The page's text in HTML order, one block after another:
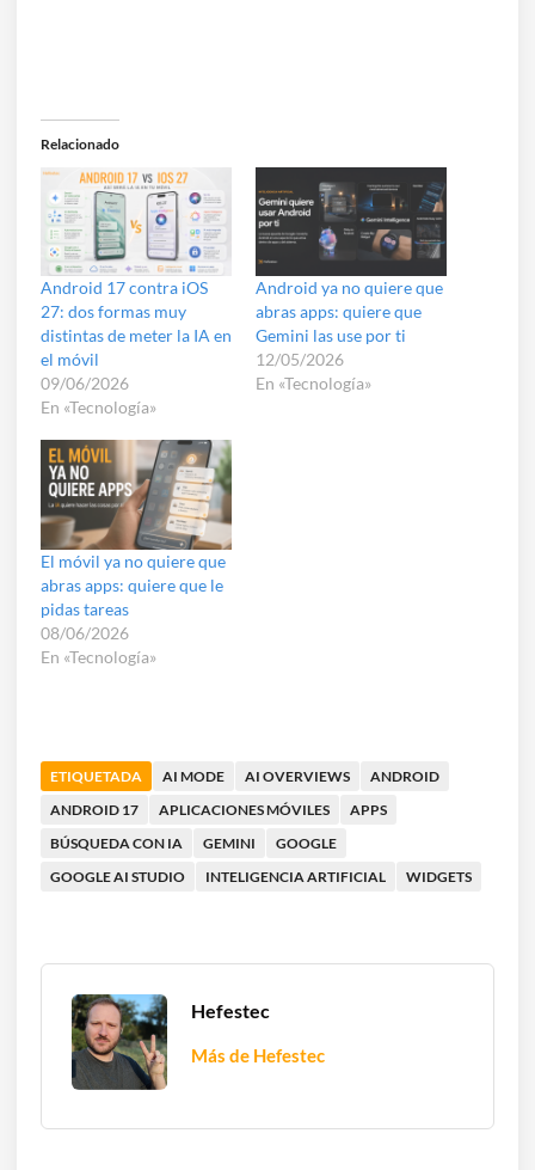
Relacionado
Android 17 contra iOS
27: dos formas muy
distintas de meter la IA en
el móvil
09/06/2026
En «Tecnología»
Android ya no quiere que
abras apps: quiere que
Gemini las use por ti
12/05/2026
En «Tecnología»
El móvil ya no quiere que
abras apps: quiere que le
pidas tareas
08/06/2026
En «Tecnología»
ETIQUETADA AI MODE AI OVERVIEWS
ANDROID
ANDROID 17
APLICACIONES MÓVILES
APPS
BÚSQUEDA CON IA
GEMINI
GOOGLE
GOOGLE AI STUDIO
INTELIGENCIA ARTIFICIAL WIDGETS
Hefestec
Más de Hefestec